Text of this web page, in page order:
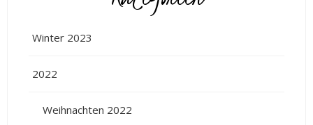
Winter 2023
2022
Weihnachten 2022